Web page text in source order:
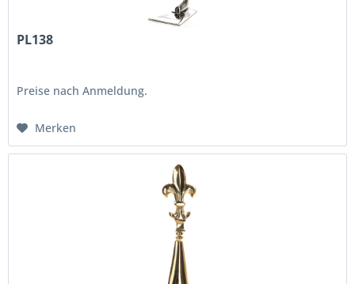
PL138
Preise nach Anmeldung.
Merken